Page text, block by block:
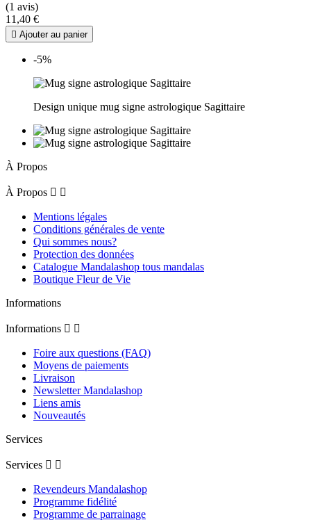
(1 avis)
11,40 €
 Ajouter au panier
-5%
Design unique mug signe astrologique Sagittaire
À Propos
À Propos  
Mentions légales
Conditions générales de vente
Qui sommes nous?
Protection des données
Catalogue Mandalashop tous mandalas
Boutique Fleur de Vie
Informations
Informations  
Foire aux questions (FAQ)
Moyens de paiements
Livraison
Newsletter Mandalashop
Liens amis
Nouveautés
Services
Services  
Revendeurs Mandalashop
Programme fidélité
Programme de parrainage